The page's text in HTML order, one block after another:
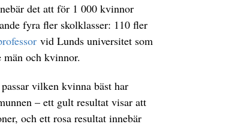
det att för 1 000 kvinnor
fyra fler skolklasser: 110 fler
vid Lunds universitet som
män och kvinnor.
vilken kvinna bäst har
– ett gult resultat visar att
och ett rosa resultat innebär